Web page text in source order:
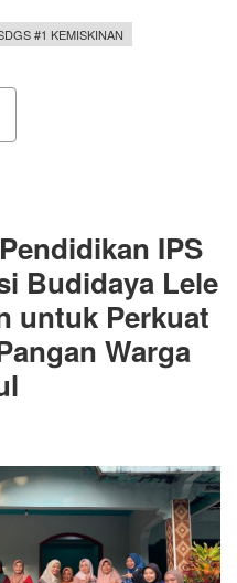
#1 KEMISKINAN
KURBAN
IPS
Budidaya Lele
untuk Perkuat
Warga